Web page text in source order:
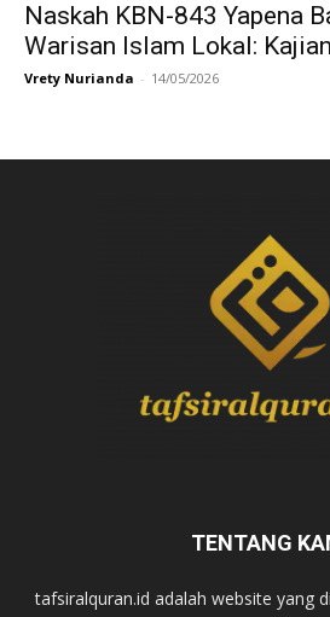
Naskah KBN-843 Yapena
Warisan Islam Lokal:
Vrety Nurianda - 14/05/2026
TENTANG
tafsiralquran.id adalah website yang